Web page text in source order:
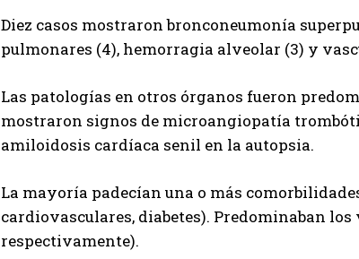
Diez casos mostraron bronconeumonía
pulmonares (4), hemorragia alveolar (3) y
Las patologías en otros órganos fueron
mostraron signos de microangiopatía
amiloidosis cardíaca senil en la autopsia.
La mayoría padecían una o más
cardiovasculares, diabetes). Predominaban los
respectivamente).